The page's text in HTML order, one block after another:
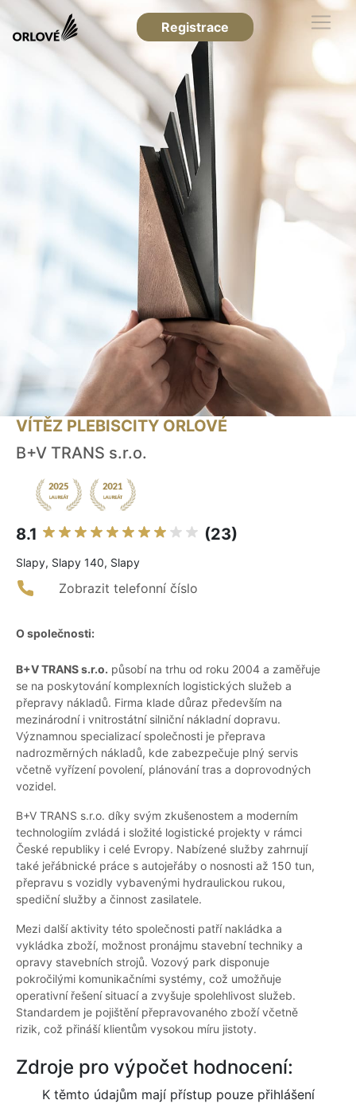
Registrace
VÍTĚZ PLEBISCITY ORLOVÉ
B+V TRANS s.r.o.
8.1 (23)
Slapy, Slapy 140, Slapy
Zobrazit telefonní číslo
O společnosti:
B+V TRANS s.r.o. působí na trhu od roku 2004 a zaměřuje
se na poskytování komplexních logistických služeb a
přepravy nákladů. Firma klade důraz především na
mezinárodní i vnitrostátní silniční nákladní dopravu.
Významnou specializací společnosti je přeprava
nadrozměrných nákladů, kde zabezpečuje plný servis
včetně vyřízení povolení, plánování tras a doprovodných
vozidel.
B+V TRANS s.r.o. díky svým zkušenostem a moderním
technologiím zvládá i složité logistické projekty v rámci
České republiky i celé Evropy. Nabízené služby zahrnují
také jeřábnické práce s autojeřáby o nosnosti až 150 tun,
přepravu s vozidly vybavenými hydraulickou rukou,
spediční služby a činnost zasilatele.
Mezi další aktivity této společnosti patří nakládka a
vykládka zboží, možnost pronájmu stavební techniky a
opravy stavebních strojů. Vozový park disponuje
pokročilými komunikačními systémy, což umožňuje
operativní řešení situací a zvyšuje spolehlivost služeb.
Standardem je pojištění přepravovaného zboží včetně
rizik, což přináší klientům vysokou míru jistoty.
Zdroje pro výpočet hodnocení:
K těmto údajům mají přístup pouze přihlášení